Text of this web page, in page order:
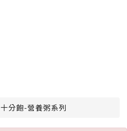
十分飽-營養粥系列